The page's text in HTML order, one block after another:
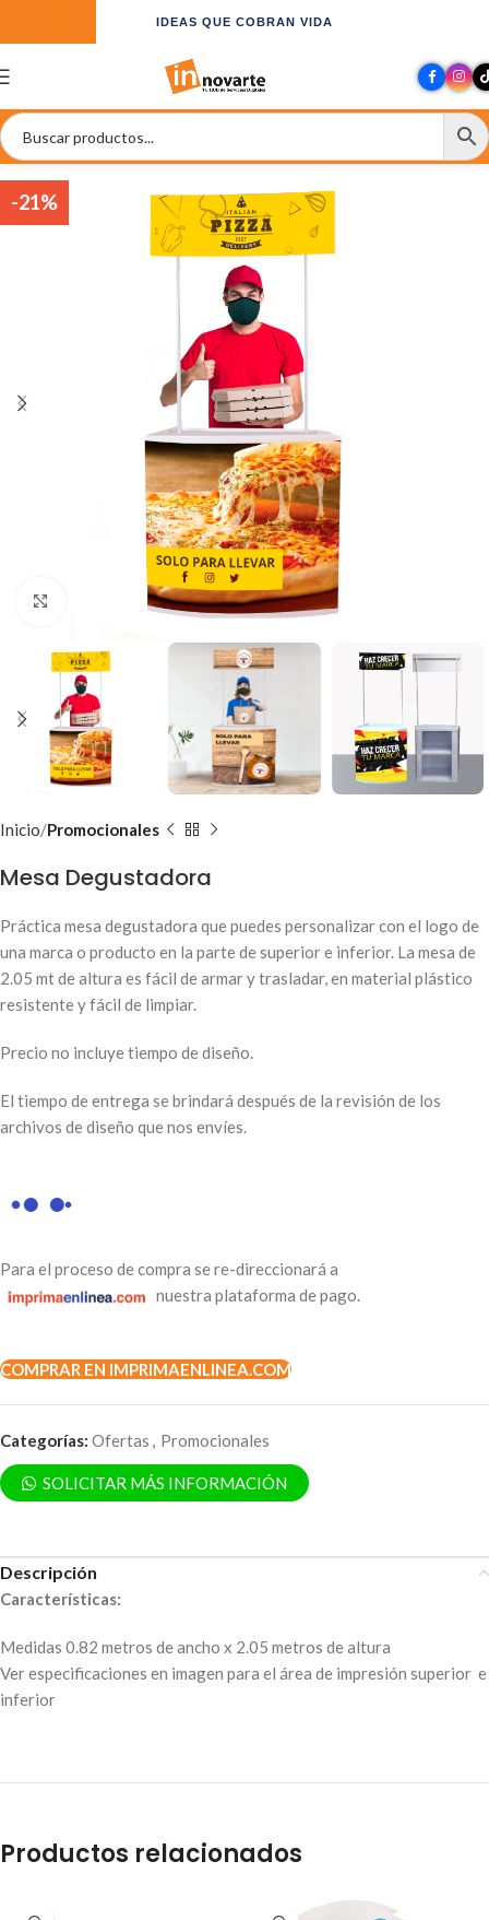
IDEAS QUE COBRAN VIDA
-21%
Clic para ampliar
Inicio Promocionales
Mesa Degustadora
Práctica mesa degustadora que puedes personalizar con el logo de
una marca o producto en la parte de superior e inferior. La mesa de
2.05 mt de altura es fácil de armar y trasladar, en material plástico
resistente y fácil de limpiar.
Precio no incluye tiempo de diseño.
El tiempo de entrega se brindará después de la revisión de los
archivos de diseño que nos envíes.
Para el proceso de compra se re-direccionará a
nuestra plataforma de pago.
COMPRAR EN IMPRIMAENLINEA.COM
Categorías: Ofertas , Promocionales
SOLICITAR MÁS INFORMACIÓN
Descripción
Características:
Medidas 0.82 metros de ancho x 2.05 metros de altura
Ver especificaciones en imagen para el área de impresión superior e
inferior
Productos relacionados